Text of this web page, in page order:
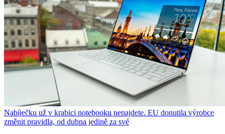
Nabíječku už v krabici notebooku nenajdete. EU donutila výrobce
změnit pravidla, od dubna jedině za své